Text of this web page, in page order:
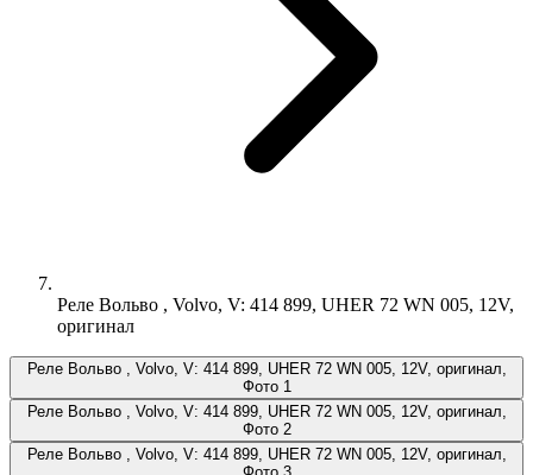
Реле Вольво , Volvo, V: 414 899, UHER 72 WN 005, 12V,
оригинал
Реле Вольво , Volvo, V: 414 899, UHER 72 WN 005, 12V, оригинал,
Фото 1
Реле Вольво , Volvo, V: 414 899, UHER 72 WN 005, 12V, оригинал,
Фото 2
Реле Вольво , Volvo, V: 414 899, UHER 72 WN 005, 12V, оригинал,